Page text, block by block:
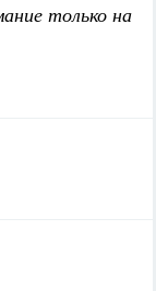
только на